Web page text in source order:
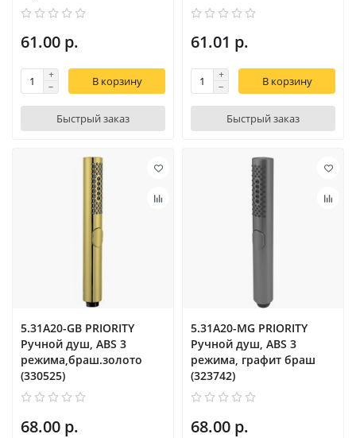
61.00 р.
В корзину
Быстрый заказ
61.01 р.
В корзину
Быстрый заказ
5.31A20-GB PRIORITY
Ручной душ, ABS 3
режима,браш.золото
(330525)
68.00 р.
5.31A20-MG PRIORITY
Ручной душ, ABS 3
режима, графит браш
(323742)
68.00 р.